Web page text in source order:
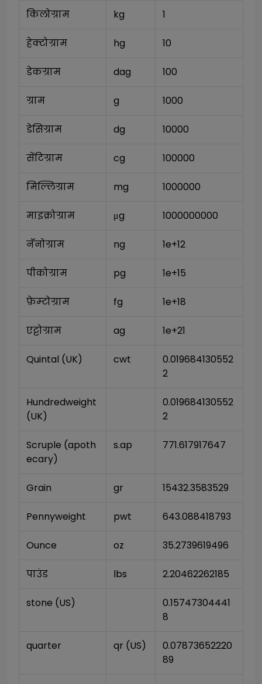
किलोग्राम kg 1
हेक्टोग्राम hg 10
डेकग्राम dag 100
ग्राम g 1000
डेसिग्राम dg 10000
सेंटिग्राम cg 100000
मिल्लिग्राम mg 1000000
माइक्रोग्राम μg 1000000000
नॅनोग्राम ng 1e+12
पीकोग्राम pg 1e+15
फ़ेम्टोग्राम fg 1e+18
एट्टोग्राम ag 1e+21
Quintal (UK) cwt
0.019684130552
2
Hundredweight
(UK)
0.019684130552
2
Scruple (apoth
ecary)
s.ap 771.617917647
Grain gr 15432.3583529
Pennyweight pwt 643.088418793
Ounce oz 35.2739619496
पाउंड lbs 2.20462262185
stone (US)
0.15747304441
8
quarter qr (US)
0.07873652220
89